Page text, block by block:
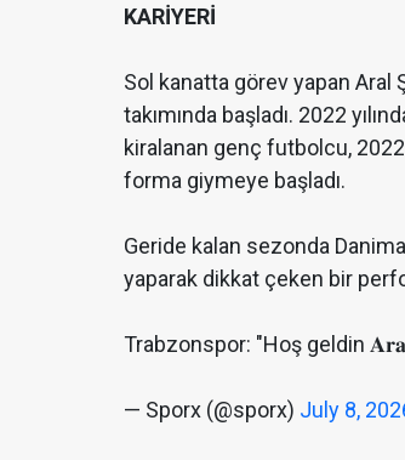
KARİYERİ
Sol kanatta görev yapan
takımında başladı. 2022
kiralanan genç futbolcu,
forma giymeye başladı.
Geride kalan sezonda
yaparak dikkat çeken bir
Trabzonspor: "Hoş geldin
— Sporx (@sporx) July 8,